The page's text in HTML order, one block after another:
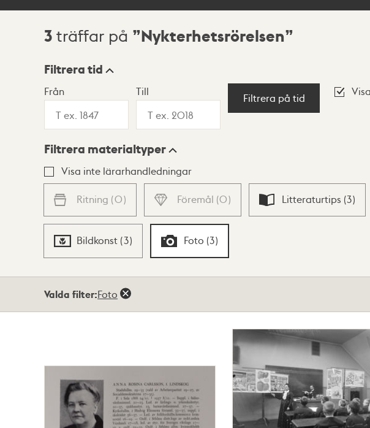
Sökresultat
3 träffar på Nykterhetsrörelsen
Visningsläge
Lista Karta
Filtrera tid
Från Till
Filtrera på tid
Filtrera materialtyper
Visa inte lärarhandledningar
Ritning (0) Föremål (0) Litteraturtips (3)
Bildkonst (3) Foto (3)
Valda filter:Foto